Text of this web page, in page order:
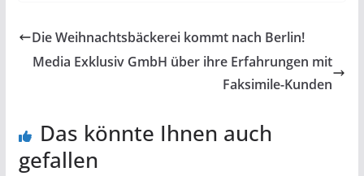
Die Weihnachtsbäckerei kommt nach Berlin!
Media Exklusiv GmbH über ihre Erfahrungen mit
Faksimile-Kunden
Das könnte Ihnen auch
gefallen